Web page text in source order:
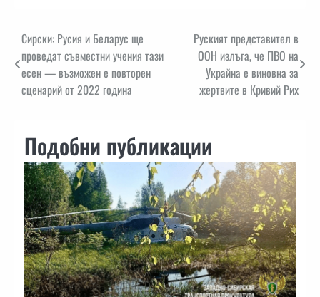
Навигация
Сирски: Русия и Беларус ще
проведат съвместни учения тази
есен — възможен е повторен
сценарий от 2022 година
Руският представител в
ООН излъга, че ПВО на
Украйна е виновна за
жертвите в Кривий Рих
Подобни публикации